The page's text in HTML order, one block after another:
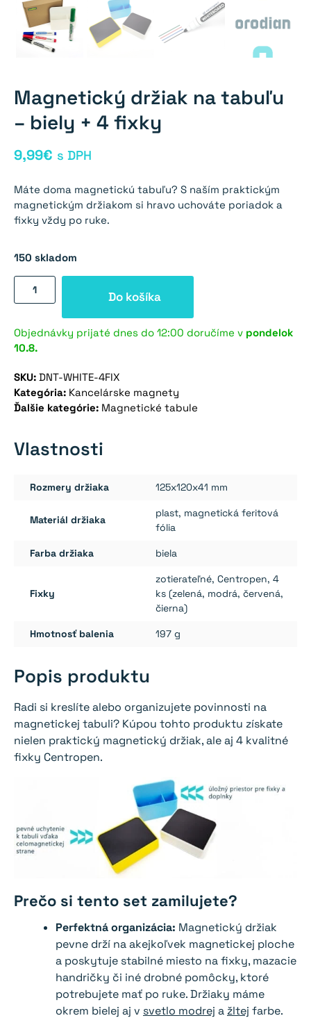
Magnetický držiak na tabuľu
– biely + 4 fixky
9,99€ s DPH
Máte doma magnetickú tabuľu? S naším praktickým
magnetickým držiakom si hravo uchováte poriadok a
fixky vždy po ruke.
150 skladom
množstvo
Magnetický
na
tabuľu
biely
+
Do košíka
Objednávky prijaté dnes do 12:00 doručíme v pondelok
10.8.
SKU: DNT-WHITE-4FIX
Kategória: Kancelárske magnety
Ďalšie kategórie: Magnetické tabule
Vlastnosti
Rozmery držiaka 125x120x41 mm
Materiál držiaka
plast, magnetická feritová
fólia
Farba držiaka biela
Fixky
zotierateľné, Centropen, 4
ks (zelená, modrá, červená,
čierna)
Hmotnosť balenia 197 g
Popis produktu
Radi si kreslíte alebo organizujete povinnosti na
magnetickej tabuli? Kúpou tohto produktu získate
nielen praktický magnetický držiak, ale aj 4 kvalitné
fixky Centropen.
Prečo si tento set zamilujete?
Perfektná organizácia: Magnetický držiak
pevne drží na akejkoľvek magnetickej ploche
a poskytuje stabilné miesto na fixky, mazacie
handričky či iné drobné pomôcky, ktoré
potrebujete mať po ruke. Držiaky máme
okrem bielej aj v svetlo modrej a žltej farbe.